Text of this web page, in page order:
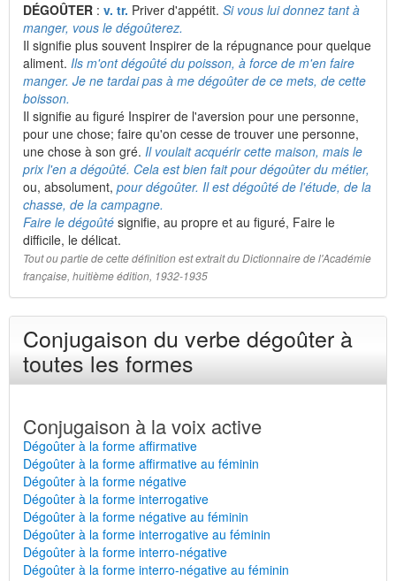
DÉGOÛTER : v. tr. Priver d'appétit. Si vous lui donnez tant à
manger, vous le dégoûterez.
Il signifie plus souvent Inspirer de la répugnance pour quelque
aliment. Ils m'ont dégoûté du poisson, à force de m'en faire
manger. Je ne tardai pas à me dégoûter de ce mets, de cette
boisson.
Il signifie au figuré Inspirer de l'aversion pour une personne,
pour une chose; faire qu'on cesse de trouver une personne,
une chose à son gré. Il voulait acquérir cette maison, mais le
prix l'en a dégoûté. Cela est bien fait pour dégoûter du métier,
ou, absolument, pour dégoûter. Il est dégoûté de l'étude, de la
chasse, de la campagne.
Faire le dégoûté signifie, au propre et au figuré, Faire le
difficile, le délicat.
Tout ou partie de cette définition est extrait du Dictionnaire de l'Académie
française, huitième édition, 1932-1935
Conjugaison du verbe dégoûter à
toutes les formes
Conjugaison à la voix active
Dégoûter à la forme affirmative
Dégoûter à la forme affirmative au féminin
Dégoûter à la forme négative
Dégoûter à la forme interrogative
Dégoûter à la forme négative au féminin
Dégoûter à la forme interrogative au féminin
Dégoûter à la forme interro-négative
Dégoûter à la forme interro-négative au féminin